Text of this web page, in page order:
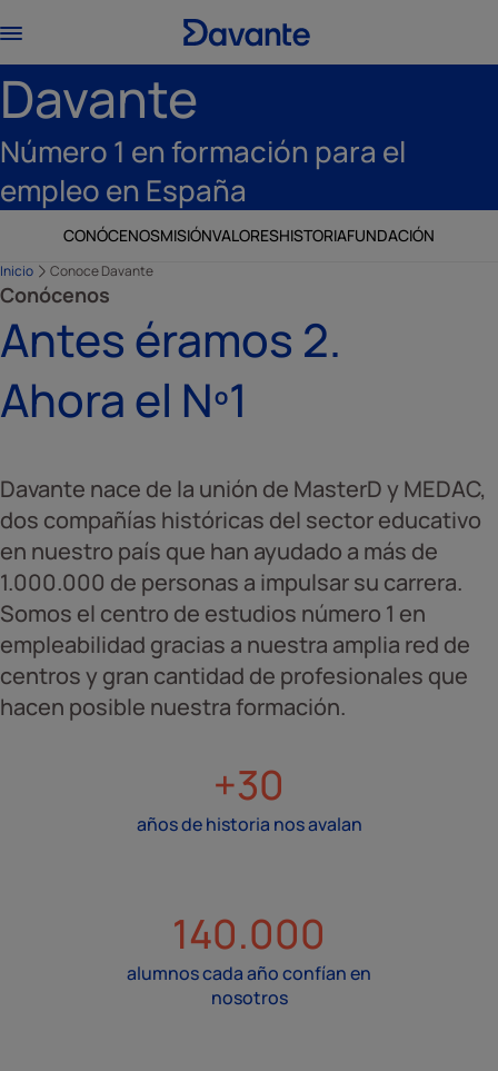
Davante
Número 1 en formación para el
empleo en España
CONÓCENOSMISIÓNVALORESHISTORIAFUNDACIÓN
Inicio Conoce Davante
Conócenos
Antes éramos 2.
Ahora el Nº1
Davante nace de la unión de MasterD y MEDAC,
dos compañías históricas del sector educativo
en nuestro país que han ayudado a más de
1.000.000 de personas a impulsar su carrera.
Somos el centro de estudios número 1 en
empleabilidad gracias a nuestra amplia red de
centros y gran cantidad de profesionales que
hacen posible nuestra formación.
+30
años de historia nos avalan
140.000
alumnos cada año confían en
nosotros